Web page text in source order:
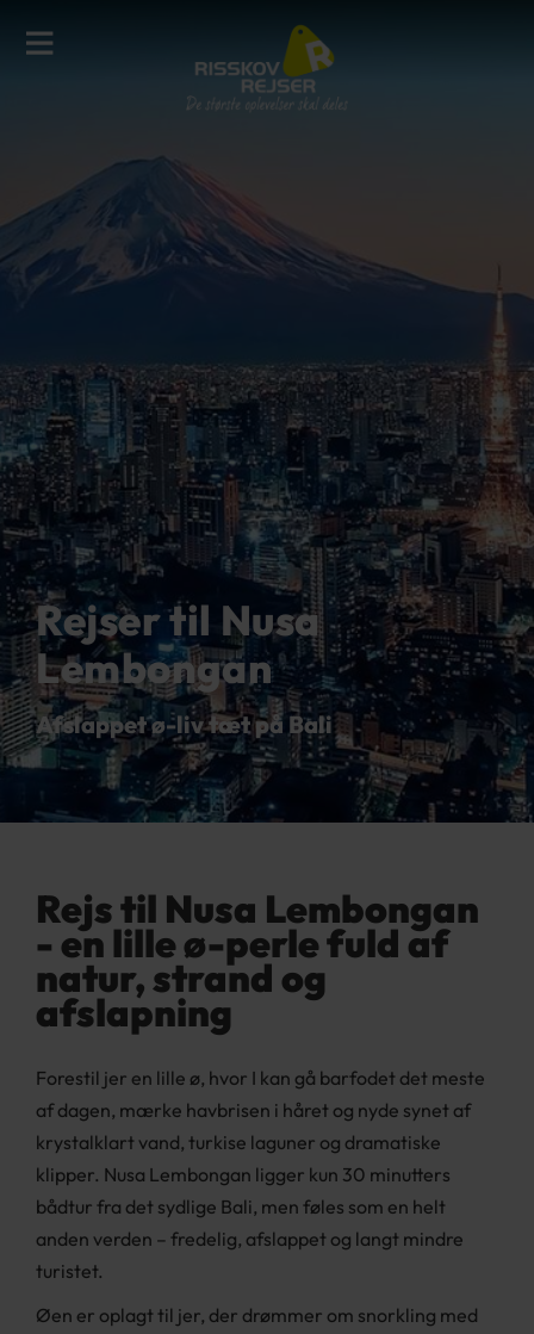
Rejser til Nusa
Lembongan
Afslappet ø-liv tæt på Bali
Rejs til Nusa Lembongan
- en lille ø-perle fuld af
natur, strand og
afslapning
Forestil jer en lille ø, hvor I kan gå barfodet det meste
af dagen, mærke havbrisen i håret og nyde synet af
krystalklart vand, turkise laguner og dramatiske
klipper. Nusa Lembongan ligger kun 30 minutters
bådtur fra det sydlige Bali, men føles som en helt
anden verden – fredelig, afslappet og langt mindre
turistet.
Øen er oplagt til jer, der drømmer om snorkling med